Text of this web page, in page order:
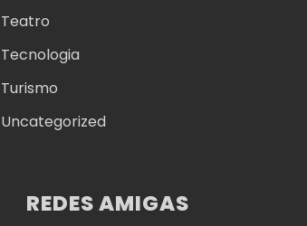
Teatro
Tecnologia
Turismo
Uncategorized
REDES AMIGAS